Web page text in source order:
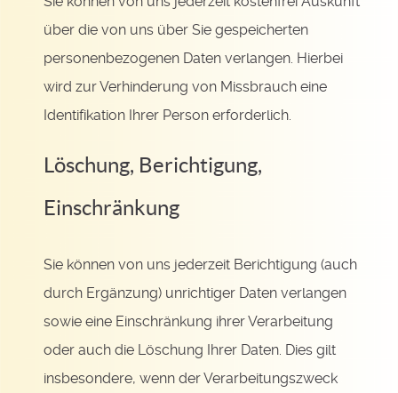
über die von uns über Sie gespeicherten
personenbezogenen Daten verlangen. Hierbei
wird zur Verhinderung von Missbrauch eine
Identifikation Ihrer Person erforderlich.
Löschung, Berichtigung,
Einschränkung
Sie können von uns jederzeit Berichtigung (auch
durch Ergänzung) unrichtiger Daten verlangen
sowie eine Einschränkung ihrer Verarbeitung
oder auch die Löschung Ihrer Daten. Dies gilt
insbesondere, wenn der Verarbeitungszweck